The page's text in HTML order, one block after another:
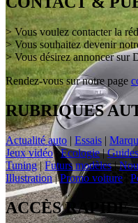
> Vous voulez contacter la
> Vous souhaitez devenir
> Vous désirez annoncer sur
Rendez-vous sur notre page
RUBRIQUES
Actualité auto | Essais |
Jeux vidéo|Ecologie|
Tuning|Futurs modèles|
Illustration|Promo voiture
ACCÈS RAPIDE